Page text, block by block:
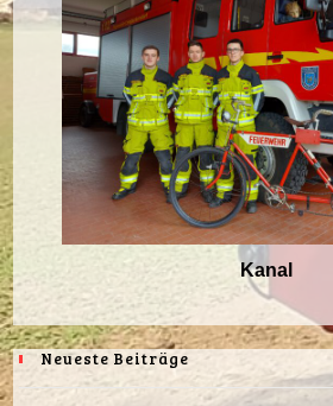
Kanal
Neueste Beiträge